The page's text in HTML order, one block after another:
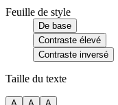
Feuille de style
De base
Contraste élevé
Contraste inversé
Taille du texte